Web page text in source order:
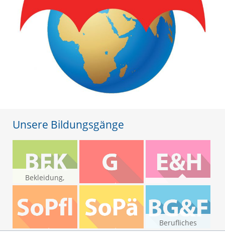
Unsere Bildungsgänge
Bekleidung,
Floristik,
Körperpflege
Ernährung und
Berufliches
Gymnasium und